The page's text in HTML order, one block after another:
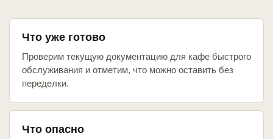
Что уже готово
Проверим текущую документацию для кафе быстрого
обслуживания и отметим, что можно оставить без
переделки.
Что опасно